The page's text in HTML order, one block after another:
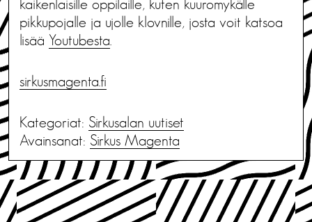
kaikenlaisille oppilaille, kuten kuuromykälle
pikkupojalle ja ujolle klovnille, josta voit katsoa
lisää Youtubesta
sirkusmagenta.fi
Kategoriat: Sirkusalan uutiset
Avainsanat: Sirkus Magenta